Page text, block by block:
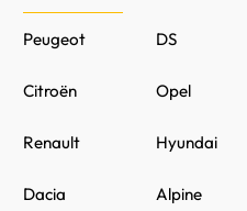
Peugeot DS
Citroën Opel
Renault Hyundai
Dacia Alpine